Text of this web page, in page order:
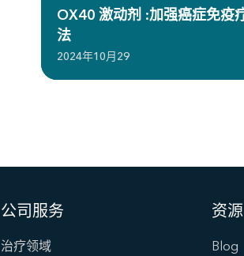
OX40 激动剂 :加强癌症免疫
法
2024年10月29
公司服务
治疗领域
资源
Blog